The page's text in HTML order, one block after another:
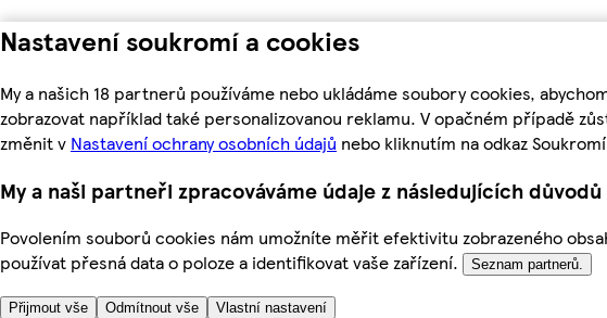
Nastavení soukromí a cookies
My a našich 18 partnerů používáme nebo ukládáme soubory cookies,
zobrazovat například také personalizovanou reklamu. V opačném případě
změnit v Nastavení ochrany osobních údajů nebo kliknutím na odkaz
My a naši partneři zpracováváme údaje z následujících důvodů
Povolením souborů cookies nám umožníte měřit efektivitu zobrazeného
používat přesná data o poloze a identifikovat vaše zařízení.
Seznam partnerů.
Přijmout vše Odmítnout vše Vlastní nastavení